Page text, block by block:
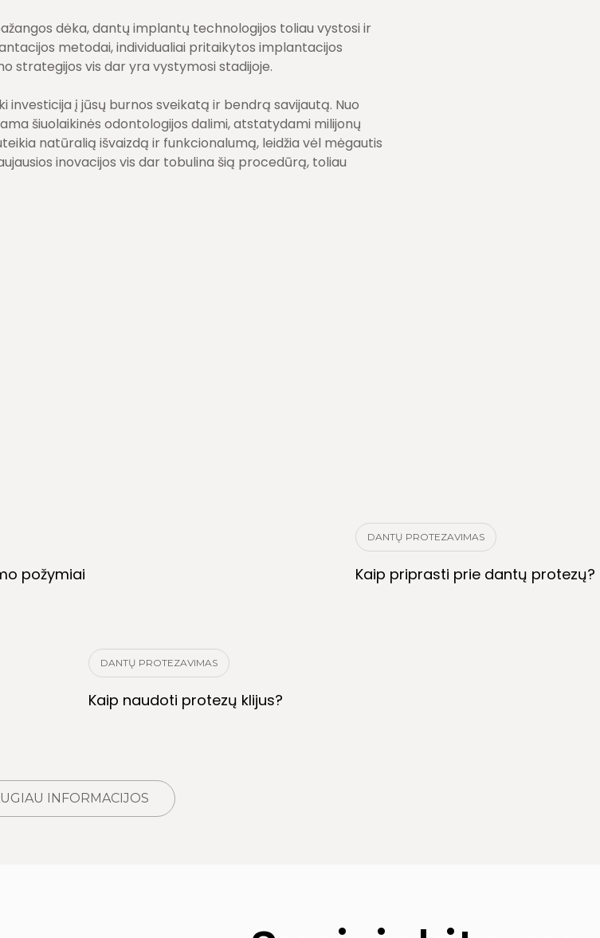
dėka, dantų implantų technologijos toliau vystosi ir
metodai, individualiai pritaikytos implantacijos
strategijos vis dar yra vystymosi stadijoje.
investicija į jūsų burnos sveikatą ir bendrą savijautą. Nuo
šiuolaikinės odontologijos dalimi, atstatydami milijonų
natūralią išvaizdą ir funkcionalumą, leidžia vėl mėgautis
inovacijos vis dar tobulina šią procedūrą, toliau
požymiai
DANTŲ PROTEZAVIMAS
Kaip naudoti protezų klijus?
DANTŲ PROTEZAVIMAS
Kaip priprasti prie dantų protezų?
INFORMACIJOS